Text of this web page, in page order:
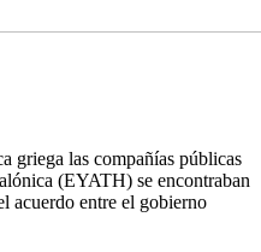
griega las compañías públicas
(EYATH) se encontraban
acuerdo entre el gobierno